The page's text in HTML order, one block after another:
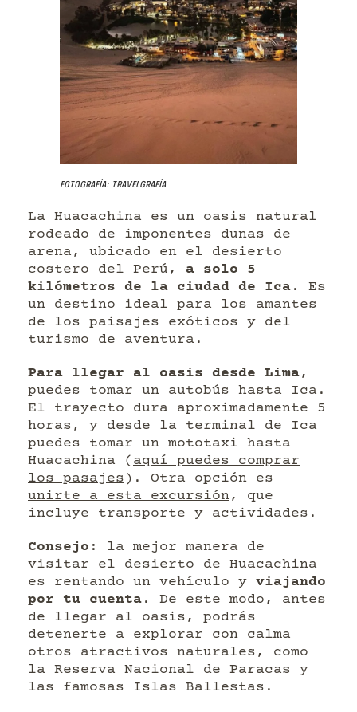
Fotografía: Travelgrafía
La Huacachina es un oasis natural
rodeado de imponentes dunas de
arena, ubicado en el desierto
costero del Perú, a solo 5
kilómetros de la ciudad de Ica . Es
un destino ideal para los amantes
de los paisajes exóticos y del
turismo de aventura.
Para llegar al oasis desde Lima,
puedes tomar un autobús hasta Ica.
El trayecto dura aproximadamente 5
horas, y desde la terminal de Ica
puedes tomar un mototaxi hasta
Huacachina (aquí puedes comprar
los pasajes). Otra opción es
unirte a esta excursión, que
incluye transporte y actividades.
Consejo : la mejor manera de
visitar el desierto de Huacachina
es rentando un vehículo y viajando
por tu cuenta . De este modo, antes
de llegar al oasis, podrás
detenerte a explorar con calma
otros atractivos naturales, como
la Reserva Nacional de Paracas y
las famosas Islas Ballestas.